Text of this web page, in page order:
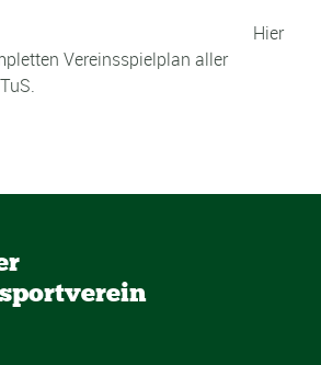
Hier
Vereinsspielplan aller